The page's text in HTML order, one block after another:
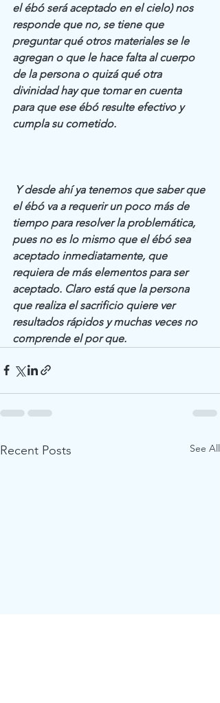
el ébó será aceptado en el cielo) nos
responde que no, se tiene que
preguntar qué otros materiales se le
agregan o que le hace falta al cuerpo
de la persona o quizá qué otra
divinidad hay que tomar en cuenta
para que ese ébó resulte efectivo y
cumpla su cometido.
el ébó va a requerir un poco más de
tiempo para resolver la problemática,
pues no es lo mismo que el ébó sea
aceptado inmediatamente, que
requiera de más elementos para ser
aceptado. Claro está que la persona
que realiza el sacrificio quiere ver
resultados rápidos y muchas veces no
comprende el por que.
Recent Posts See All